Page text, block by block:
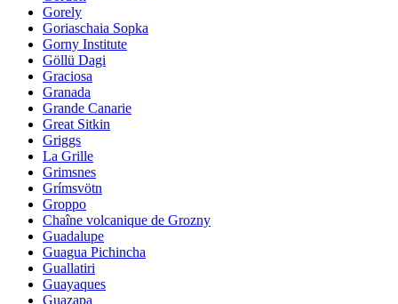
Gorely
Goriaschaia Sopka
Gorny Institute
Göllü Dagi
Graciosa
Granada
Grande Canarie
Great Sitkin
Griggs
La Grille
Grimsnes
Grímsvötn
Groppo
Chaîne volcanique de Grozny
Guadalupe
Guagua Pichincha
Guallatiri
Guayaques
Guazapa